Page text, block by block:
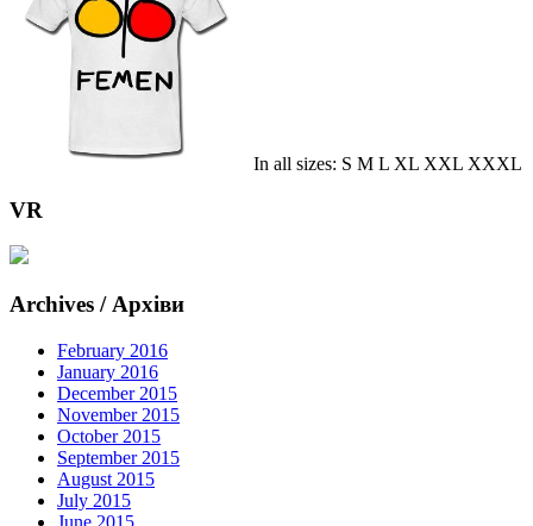
In all sizes: S M L XL XXL XXXL
VR
Archives / Архіви
February 2016
January 2016
December 2015
November 2015
October 2015
September 2015
August 2015
July 2015
June 2015